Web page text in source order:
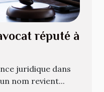
réputé à
juridique dans
nom revient...